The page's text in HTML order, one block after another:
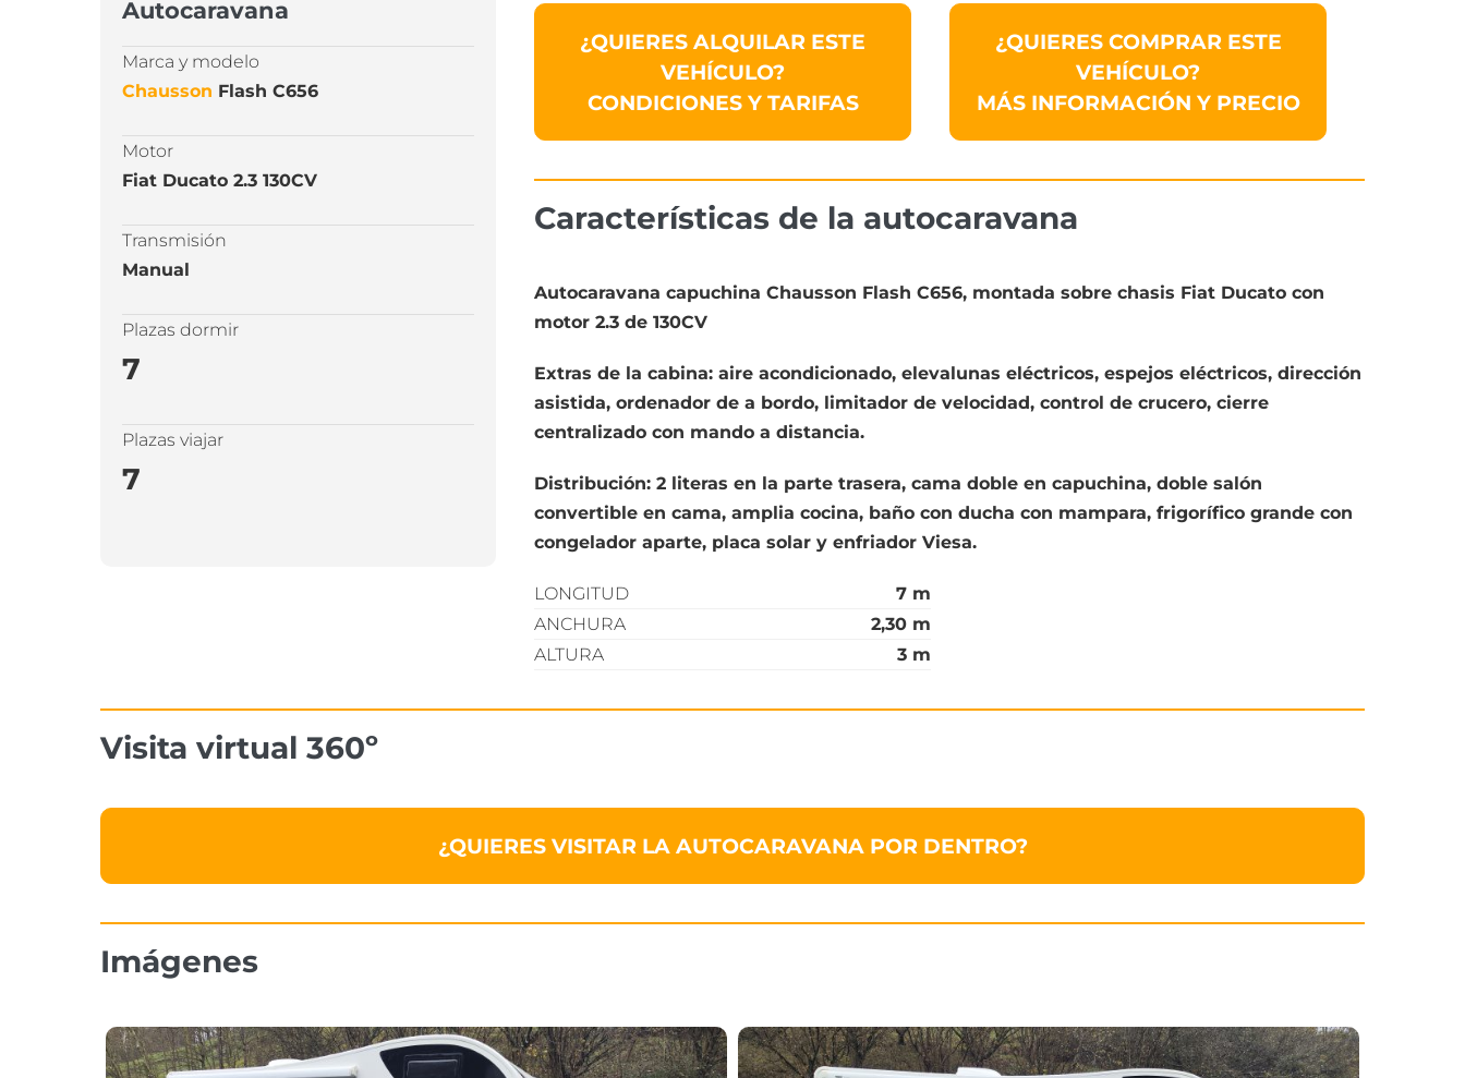
Autocaravana
Marca y modelo
Chausson Flash C656
Motor
Fiat Ducato 2.3 130CV
Transmisión
Manual
Plazas dormir
7
Plazas viajar
7
¿QUIERES ALQUILAR ESTE
VEHÍCULO?
CONDICIONES Y TARIFAS
¿QUIERES COMPRAR ESTE
VEHÍCULO?
MÁS INFORMACIÓN Y PRECIO
Características de la autocaravana
Autocaravana capuchina Chausson Flash C656, montada sobre chasis Fiat Ducato con
motor 2.3 de 130CV
Extras de la cabina: aire acondicionado, elevalunas eléctricos, espejos eléctricos, dirección
asistida, ordenador de a bordo, limitador de velocidad, control de crucero, cierre
centralizado con mando a distancia.
Distribución: 2 literas en la parte trasera, cama doble en capuchina, doble salón
convertible en cama, amplia cocina, baño con ducha con mampara, frigorífico grande con
congelador aparte, placa solar y enfriador Viesa.
LONGITUD
7 m
ANCHURA
2,30 m
ALTURA
3 m
Visita virtual 360º
¿QUIERES VISITAR LA AUTOCARAVANA POR DENTRO?
Imágenes